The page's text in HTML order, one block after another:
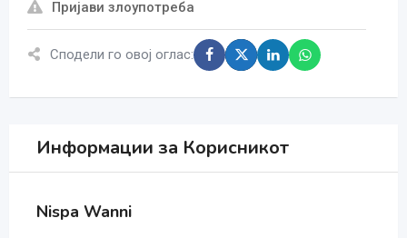
Пријави злоупотреба
Сподели го овој оглас:
Информации за Корисникот
Nispa Wanni